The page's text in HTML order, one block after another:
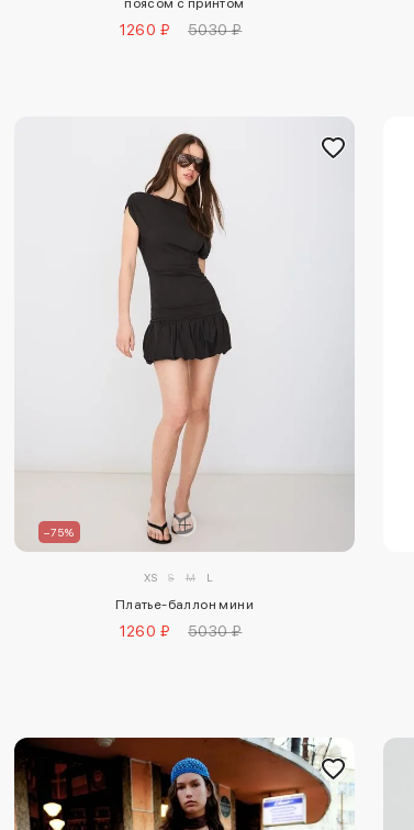
поясом с принтом
1260 ₽ 5030 ₽
–75%
XS S M L
Платье-баллон мини
1260 ₽ 5030 ₽